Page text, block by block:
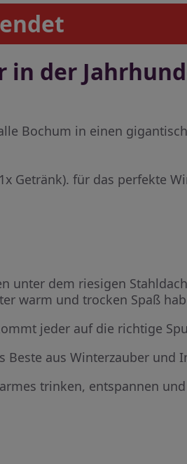
in der
Bochum in einen
Getränk). für das perfekte
unter dem riesigen
warm und trocken Spaß
jeder auf die richtige
Beste aus Winterzauber und
trinken, entspannen